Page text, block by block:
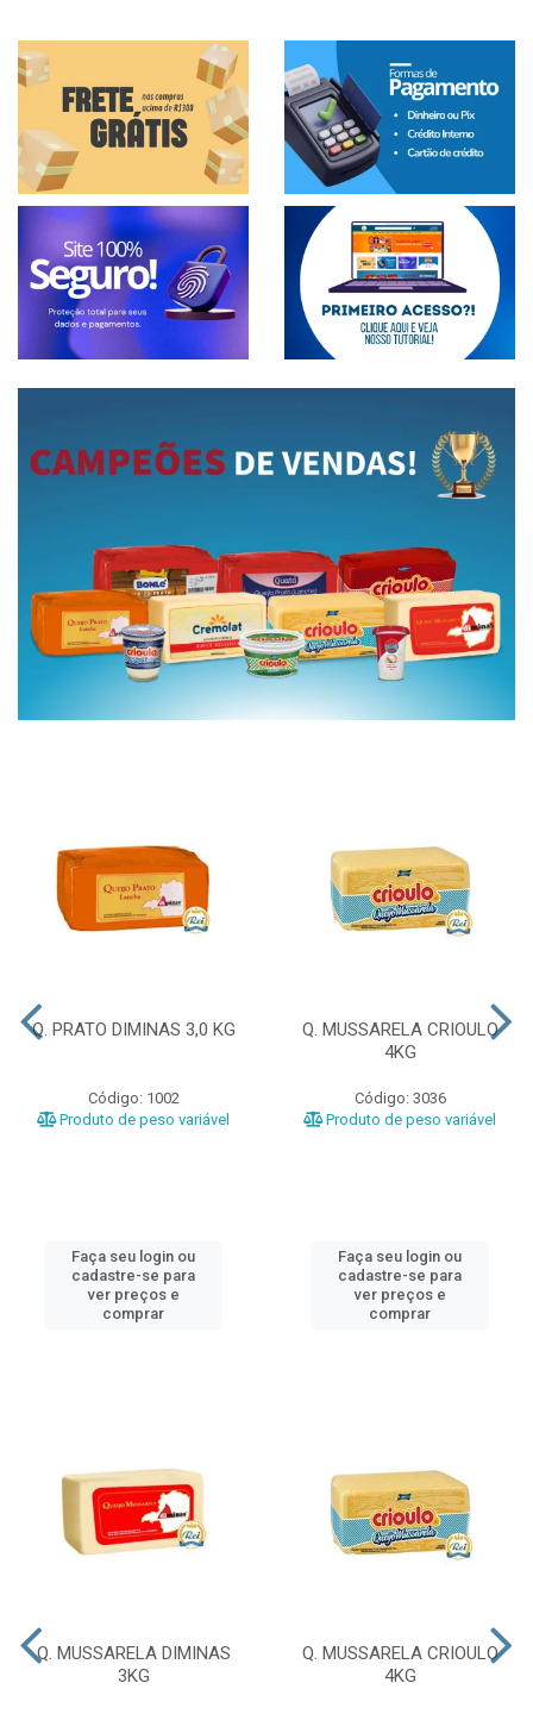
Q. PRATO DIMINAS 3,0 KG
Código: 1002
Produto de peso variável
Faça seu login ou
cadastre-se para
ver preços e
comprar
Q. MUSSARELA CRIOULO
4KG
Código: 3036
Produto de peso variável
Faça seu login ou
cadastre-se para
ver preços e
comprar
Q. MUSSARELA DIMINAS
3KG
Q. MUSSARELA CRIOULO
4KG